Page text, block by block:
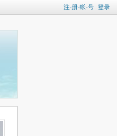
注-册-帐-号 登录